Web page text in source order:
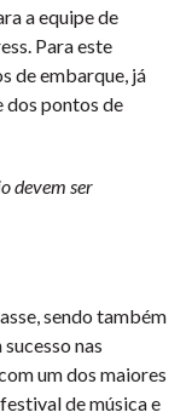
a equipe de
Para este
de embarque, já
dos pontos de
devem ser
sendo também
nas
um dos maiores
de música e